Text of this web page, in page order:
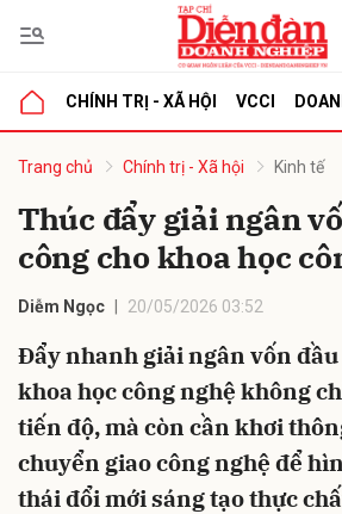
CHÍNH TRỊ - XÃ HỘI VCCI
Trang chủ Chính trị - Xã hội Kinh tế
Thúc đẩy giải ngân
công cho khoa học
Diễm Ngọc 20/05/2026 03:52
Đẩy nhanh giải ngân vốn
khoa học công nghệ không
tiến độ, mà còn cần khơi
chuyển giao công nghệ để
thái đổi mới sáng tạo thực
luận